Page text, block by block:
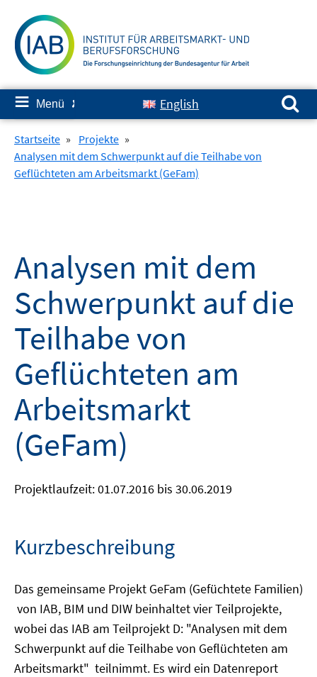
zum
Inhalt
≡ Menü ✘ English
Suchen nach:
Startseite » Projekte »
Analysen mit dem Schwerpunkt auf die Teilhabe von
Geflüchteten am Arbeitsmarkt (GeFam)
Analysen mit dem
Schwerpunkt auf die
Teilhabe von
Geflüchteten am
Arbeitsmarkt
(GeFam)
Projektlaufzeit: 01.07.2016 bis 30.06.2019
Kurzbeschreibung
Das gemeinsame Projekt GeFam (Gefüchtete Familien)
von IAB, BIM und DIW beinhaltet vier Teilprojekte,
wobei das IAB am Teilprojekt D: "Analysen mit dem
Schwerpunkt auf die Teilhabe von Geflüchteten am
Arbeitsmarkt" teilnimmt. Es wird ein Datenreport